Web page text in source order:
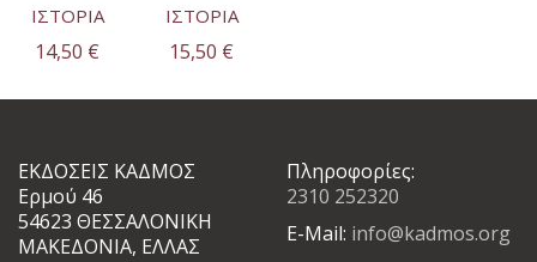
ΙΣΤΟΡΙΑ
14,50 €
ΙΣΤΟΡΙΑ
15,50 €
ΕΚΔΟΣΕΙΣ ΚΑΔΜΟΣ
Ερμού 46
54623 ΘΕΣΣΑΛΟΝΙΚΗ
ΜΑΚΕΔΟΝΙΑ, ΕΛΛΑΣ
Πληροφορίες:
2310 252320
E-Mail: info@kadmos.org